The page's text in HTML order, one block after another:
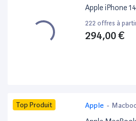
Apple iPhone
222 offres à
294,00 €
Top Produit Apple -